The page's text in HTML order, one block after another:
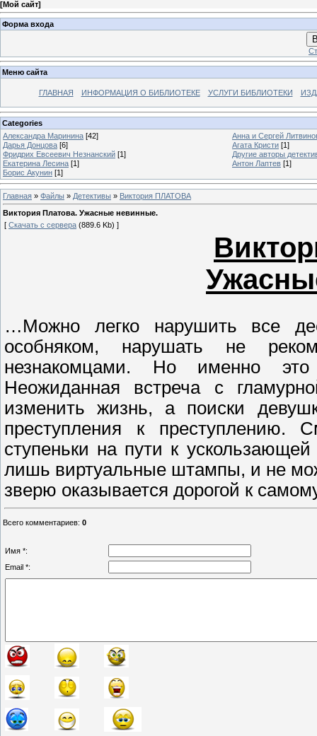
[Мой сайт]
Форма входа
Меню сайта
ГЛАВНАЯ ИНФОРМАЦИЯ О БИБЛИОТЕКЕ УСЛУГИ БИБЛИОТЕКИ
Categories
Александра Маринина [42]
Анна и Сергей
Дарья Донцова [6] Агата Кристи [1]
Фридрих Евсеевич Незнанский [1]
Другие авторы
Екатерина Лесина [1] Антон Лаптев [1]
Борис Акунин [1]
Главная » Файлы » Детективы » Виктория ПЛАТОВА
Виктория Платова. Ужасные невинные.
[ Скачать с сервера (889.6 Kb) ]
…Можно легко нарушить все
особняком, нарушать не
незнакомцами. Но именно
Неожиданная встреча с
изменить жизнь, а поиски
преступления к преступлению.
ступеньки на пути к
лишь виртуальные штампы, и не
зверю оказывается дорогой к
Всего комментариев: 0
Имя *:
Email *: